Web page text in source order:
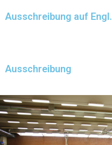
Ausschreibung auf Engl.
Ausschreibung